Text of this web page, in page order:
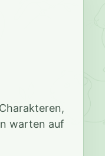
warten auf